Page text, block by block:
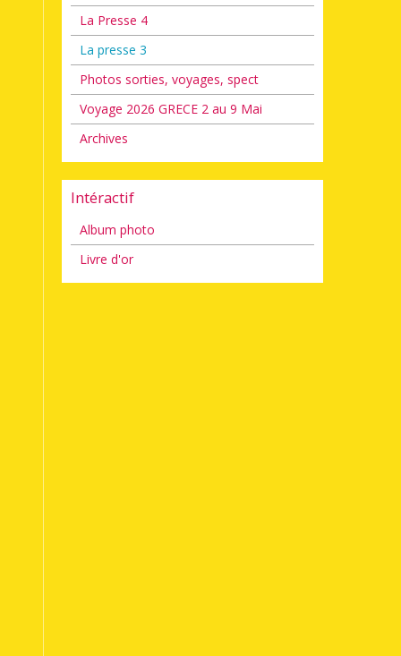
La Presse 4
La presse 3
Photos sorties, voyages, spect
Voyage 2026 GRECE 2 au 9 Mai
Archives
Intéractif
Album photo
Livre d'or